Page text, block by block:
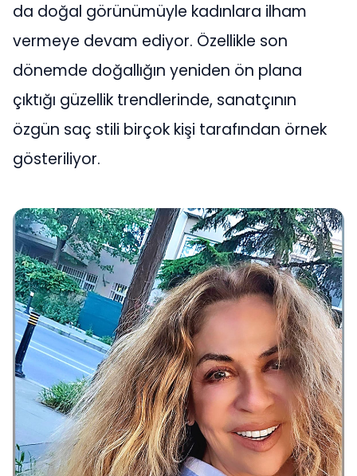
da doğal görünümüyle kadınlara ilham
vermeye devam ediyor. Özellikle son
dönemde doğallığın yeniden ön plana
çıktığı güzellik trendlerinde, sanatçının
özgün saç stili birçok kişi tarafından örnek
gösteriliyor.